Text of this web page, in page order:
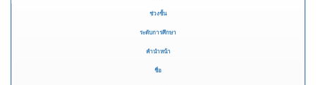
ช่วงชั้น
ระดับการศึกษา
คำนำหน้า
ชื่อ